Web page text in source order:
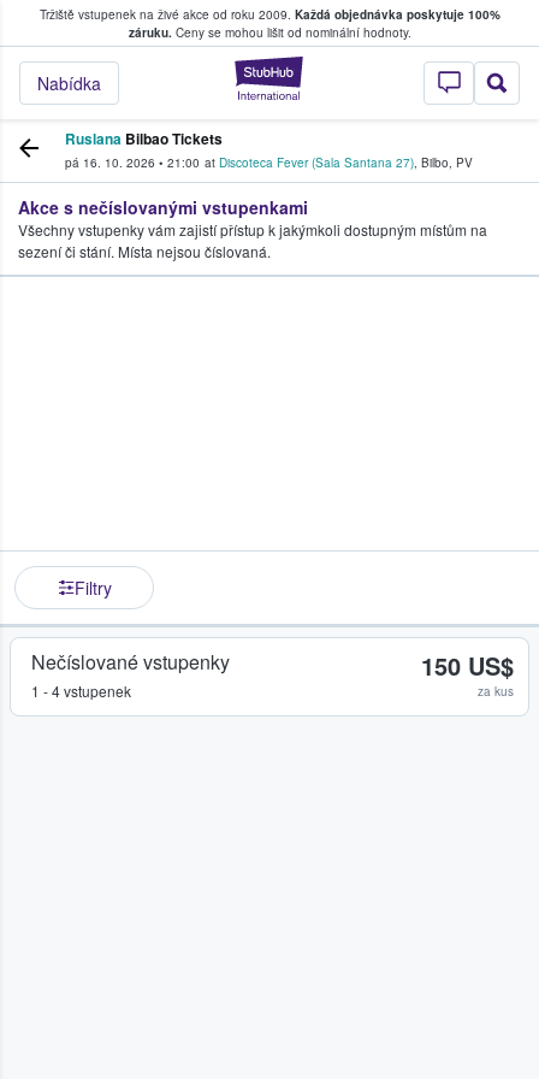
Tržiště vstupenek na živé akce od roku 2009. Každá objednávka poskytuje 100%
záruku.Ceny se mohou lišit od nominální hodnoty.
StubHub –
Nabídka
kde fanoušci kupují a prodávají vstupenky
Ruslana Bilbao Tickets
pá 16. 10. 2026 • 21:00 at Discoteca Fever (Sala Santana 27), Bilbo, PV
Akce s nečíslovanými vstupenkami
Všechny vstupenky vám zajistí přístup k jakýmkoli dostupným místům na
sezení či stání. Místa nejsou číslovaná.
Filtry
Nečíslované vstupenky
1 - 4 vstupenek
150 US$
za kus